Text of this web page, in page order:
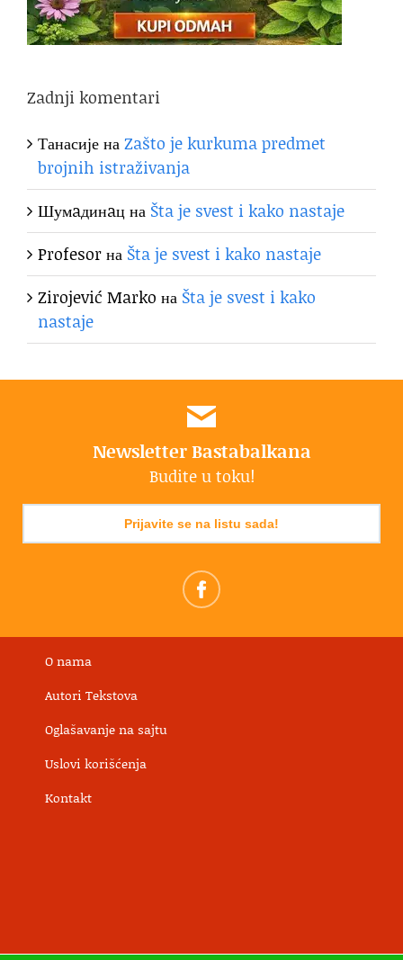
Zadnji komentari
ТанасијенаZašto je kurkuma predmet
brojnih istraživanja
Шумaдинaцна Šta je svest i kako nastaje
Profesorна Šta je svest i kako nastaje
Zirojević Marko на Šta je svest i kako
nastaje
Newsletter Bastabalkana
Budite u toku!
Prijavite se na listu sada!
O nama
Autori Tekstova
Oglašavanje na sajtu
Uslovi korišćenja
Kontakt